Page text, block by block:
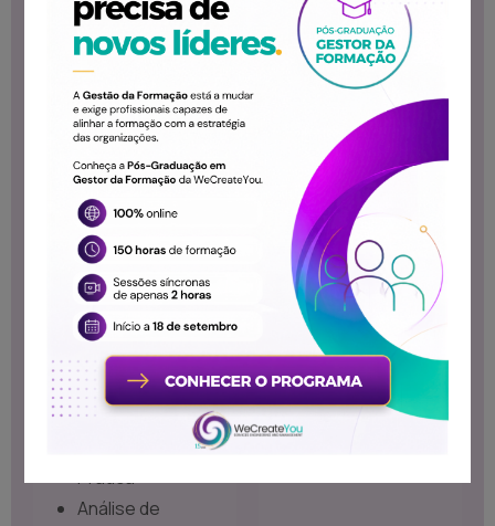
Válvulas
distribuidoras
Válvulas de
pressão
Válvulas
reguladores de
débito
Válvulas
proporcionais
Elementos
lógicos
Acumuladores de
pressão
Acessórios
Prática
Análise de